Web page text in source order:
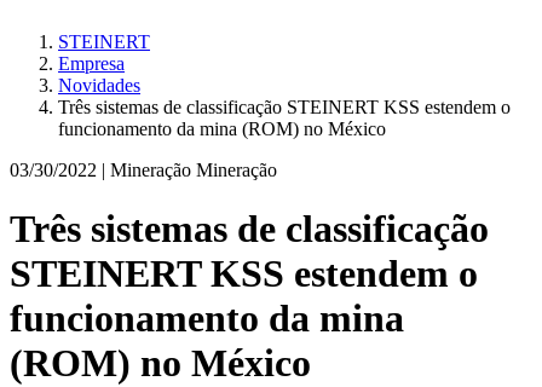
STEINERT
Empresa
Novidades
Três sistemas de classificação STEINERT KSS estendem o
funcionamento da mina (ROM) no México
03/30/2022 | Mineração Mineração
Três sistemas de classificação
STEINERT KSS estendem o
funcionamento da mina
(ROM) no México